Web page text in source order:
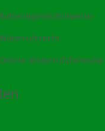
Batteriegesetzhinweise
Online-Widerrufsformular